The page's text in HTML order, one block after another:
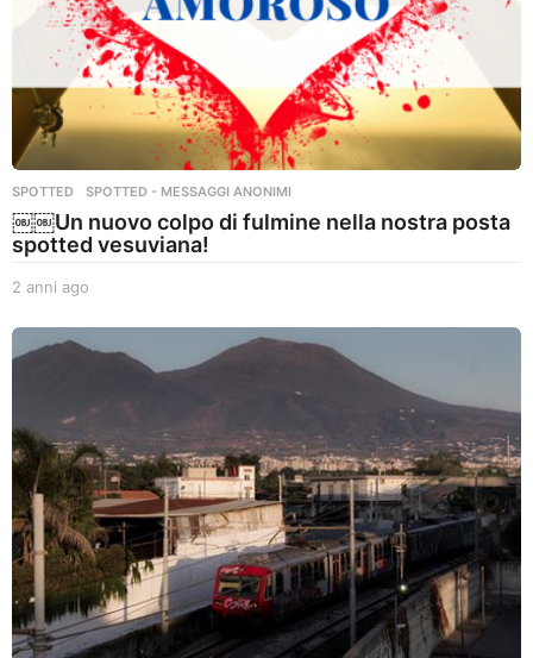
SPOTTED ,SPOTTED - MESSAGGI ANONIMI
￼￼Un nuovo colpo di fulmine nella nostra posta
spotted vesuviana!
2 anni ago
n
n
o